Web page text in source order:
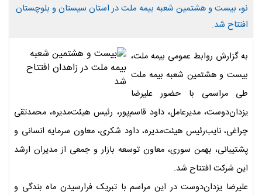
نو، بیست و هشتمین شعبه بیمه ملت در استان سیستان و بلوچستان
افتتاح شد.
به گزارش روابط عمومی بیمه ملت،
بیست و هشتمین شعبه بیمه ملت
طی مراسمی با حضور علیرضا
یزدان‌دوست، مدیرعامل، داود قاسم‌پور، رئیس هیئت‌مدیره، محمدتقی
چراغی، نایب‌رئیس هیئت‌مدیره، داود شکری، معاون سرمایه انسانی و
پشتیبانی، بهمن سوری، معاون توسعه بازار و جمعی از مدیران ارشد
این شرکت افتتاح شد.
علیرضا یزدان‌دوست در این مراسم با تبریک فرارسیدن ماه بندگی و